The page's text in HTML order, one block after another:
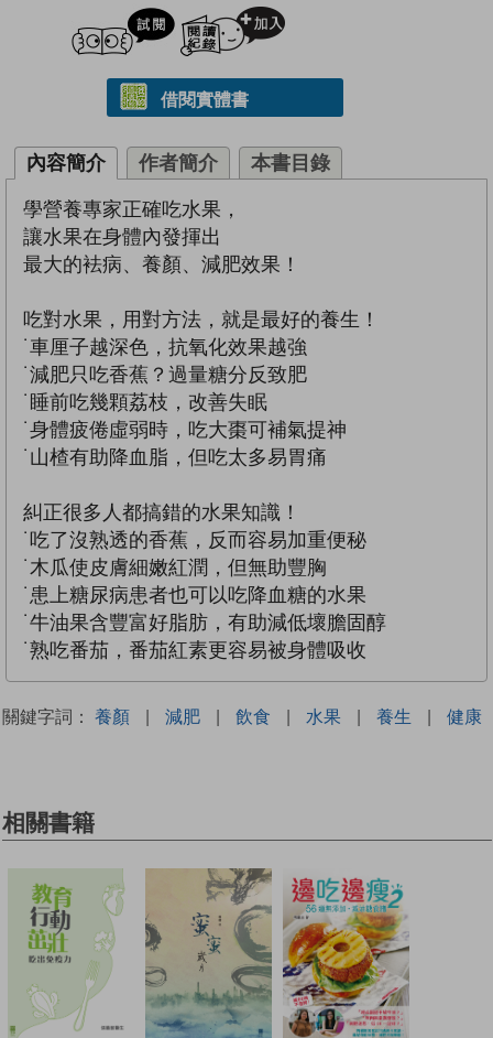
試閲
借閱實體書
內容簡介 作者簡介 本書目錄
學營養專家正確吃水果，
讓水果在身體內發揮出
最大的袪病、養顏、減肥效果！
吃對水果，用對方法，就是最好的養生！
˙車厘子越深色，抗氧化效果越強
˙減肥只吃香蕉？過量糖分反致肥
˙睡前吃幾顆荔枝，改善失眠
˙身體疲倦虛弱時，吃大棗可補氣提神
˙山楂有助降血脂，但吃太多易胃痛
糾正很多人都搞錯的水果知識！
˙吃了沒熟透的香蕉，反而容易加重便秘
˙木瓜使皮膚細嫩紅潤，但無助豐胸
˙患上糖尿病患者也可以吃降血糖的水果
˙牛油果含豐富好脂肪，有助減低壞膽固醇
˙熟吃番茄，番茄紅素更容易被身體吸收
關鍵字詞： 養顏 | 減肥 | 飲食 | 水果 | 養生 | 健康
相關書籍